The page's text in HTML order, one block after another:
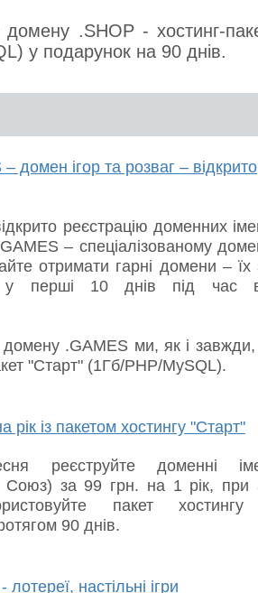
домену .SHOP - хостинг-
у подарунок на 90 днів.
домен ігор та розваг – відкрито
реєстрацію доменних
– спеціалізованому
отримати гарні домени – їх
у перші 10 днів під час
домену .GAMES ми, як і
"Старт" (1Гб/PHP/MySQL).
рік із пакетом хостингу "Старт"
реєструйте доменні
Союз) за 99 грн. на 1 рік, при
пакет хостингу
90 днів.
настільні ігри